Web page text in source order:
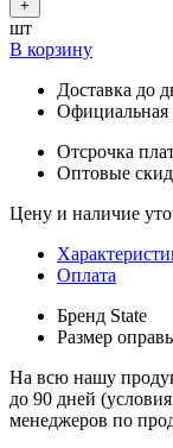
+
шт
В корзину
Доставка до
Официальная
Отсрочка
Оптовые
Цену и наличие
Оплата
Бренд State
Размер
На всю нашу
до 90 дней
менеджеров по